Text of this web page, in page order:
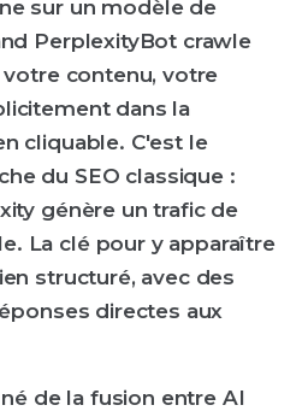
sur un modèle de
PerplexityBot crawle
contenu, votre
dans la
cliquable. C'est le
du SEO classique :
génère un trafic de
La clé pour y apparaître
structuré, avec des
directes aux
de la fusion entre AI